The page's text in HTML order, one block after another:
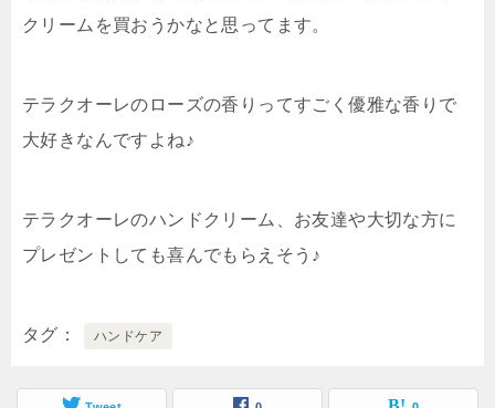
クリームを買おうかなと思ってます。
テラクオーレのローズの香りってすごく優雅な香りで
大好きなんですよね♪
テラクオーレのハンドクリーム、お友達や大切な方に
プレゼントしても喜んでもらえそう♪
タグ ハンドケア